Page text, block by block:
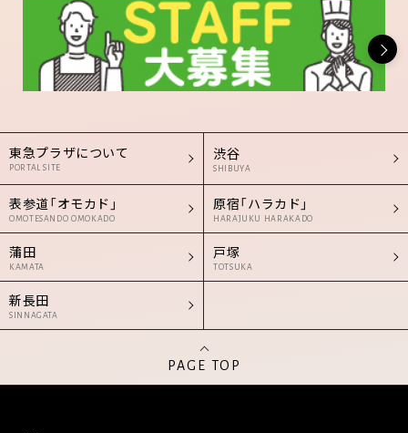
東急プラザについて
PORTAL SITE
渋谷
SHIBUYA
表参道「オモカド」
OMOTESANDO OMOKADO
原宿「ハラカド」
HARAJUKU HARAKADO
蒲田
KAMATA
戸塚
TOTSUKA
新長田
SINNAGATA
PAGE TOP